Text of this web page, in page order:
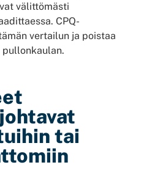
välittömästi
CPQ-
vertailun ja poistaa
pullonkaulan.
tai